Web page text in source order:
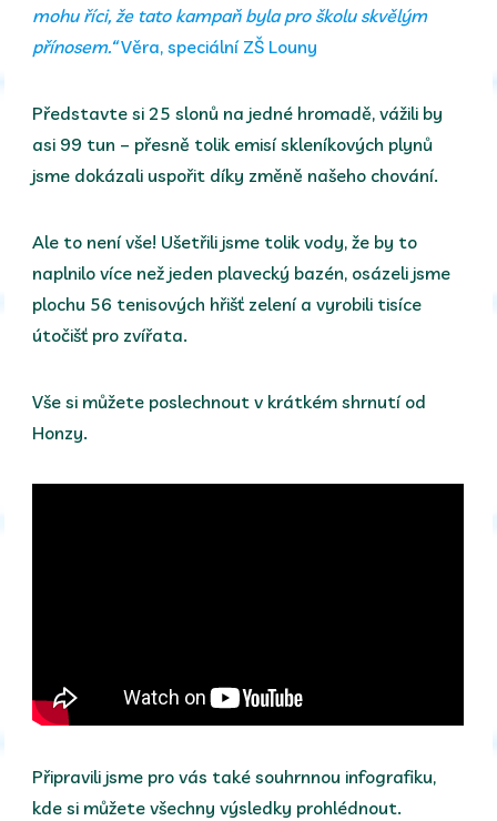
mohu říci, že tato kampaň byla pro školu skvělým
přínosem.“Věra, speciální ZŠ Louny
Představte si 25 slonů na jedné hromadě, vážili by
asi 99 tun – přesně tolik emisí skleníkových plynů
jsme dokázali uspořit díky změně našeho chování.
Ale to není vše! Ušetřili jsme tolik vody, že by to
naplnilo více než jeden plavecký bazén, osázeli jsme
plochu 56 tenisových hřišť zelení a vyrobili tisíce
útočišť pro zvířata.
Vše si můžete poslechnout v krátkém shrnutí od
Honzy.
Připravili jsme pro vás také souhrnnou infografiku,
kde si můžete všechny výsledky prohlédnout.